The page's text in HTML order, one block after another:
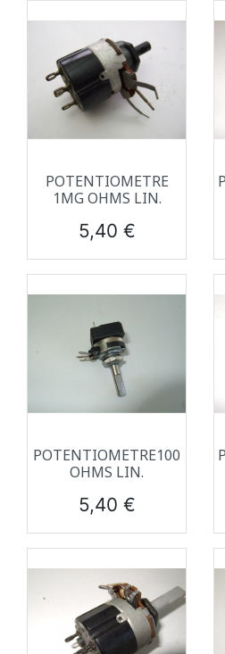
POTENTIOMETRE
1MG OHMS LIN.
Prix
5,40 €
POTENTIOMETRE100
OHMS LIN.
Prix
5,40 €